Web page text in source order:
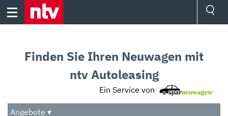
Skip
Audio
Finden Sie Ihren Neuwagen mit
ntv Autoleasing
Ein Service von
Angebote ▾